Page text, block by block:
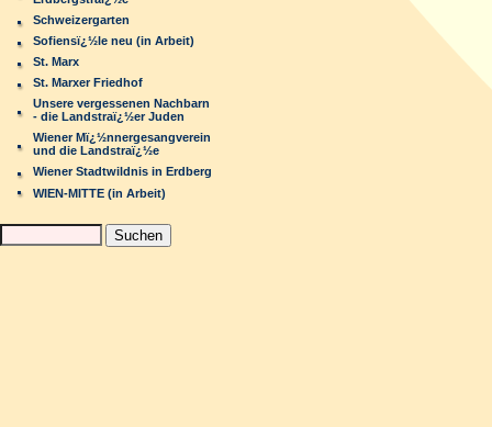
Schweizergarten
Sofiensï¿½le neu (in Arbeit)
St. Marx
St. Marxer Friedhof
Unsere vergessenen Nachbarn
- die Landstraï¿½er Juden
Wiener Mï¿½nnergesangverein
und die Landstraï¿½e
Wiener Stadtwildnis in Erdberg
WIEN-MITTE (in Arbeit)